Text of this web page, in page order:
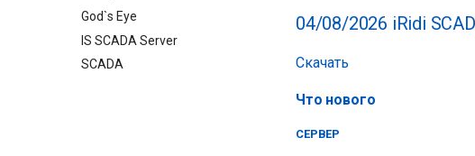
God`s Eye
IS SCADA Server
SCADA
04/08/2026 iRidi
Скачать
Что нового
СЕРВЕР